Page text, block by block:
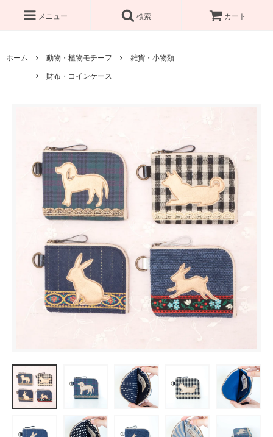
メニュー 検索 カート
ホーム 動物・植物モチーフ
雑貨・小物類
財布・コインケース